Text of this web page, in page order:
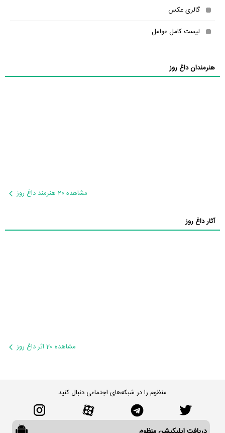
گالری عکس
لیست کامل عوامل
هنرمندان داغ روز
مشاهده 20 هنرمند داغ روز
آثار داغ روز
مشاهده 20 اثر داغ روز
منظوم را در شبکه‌های اجتماعی دنبال کنید